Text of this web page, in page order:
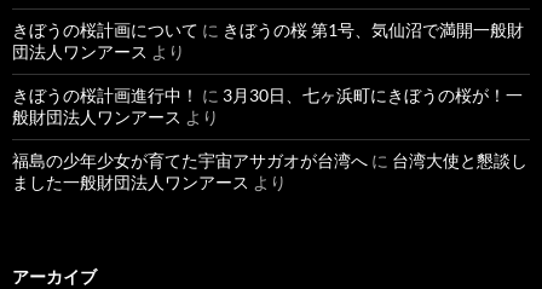
きぼうの桜計画について に きぼうの桜 第1号、気仙沼で満開一般財
団法人ワンアース より
きぼうの桜計画進行中！ に 3月30日、七ヶ浜町にきぼうの桜が！一
般財団法人ワンアース より
福島の少年少女が育てた宇宙アサガオが台湾へ に 台湾大使と懇談し
ました一般財団法人ワンアース より
アーカイブ